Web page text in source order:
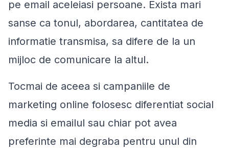
pe email aceleiasi persoane. Exista mari
sanse ca tonul, abordarea, cantitatea de
informatie transmisa, sa difere de la un
mijloc de comunicare la altul.
Tocmai de aceea si campaniile de
marketing online folosesc diferentiat social
media si emailul sau chiar pot avea
preferinte mai degraba pentru unul din